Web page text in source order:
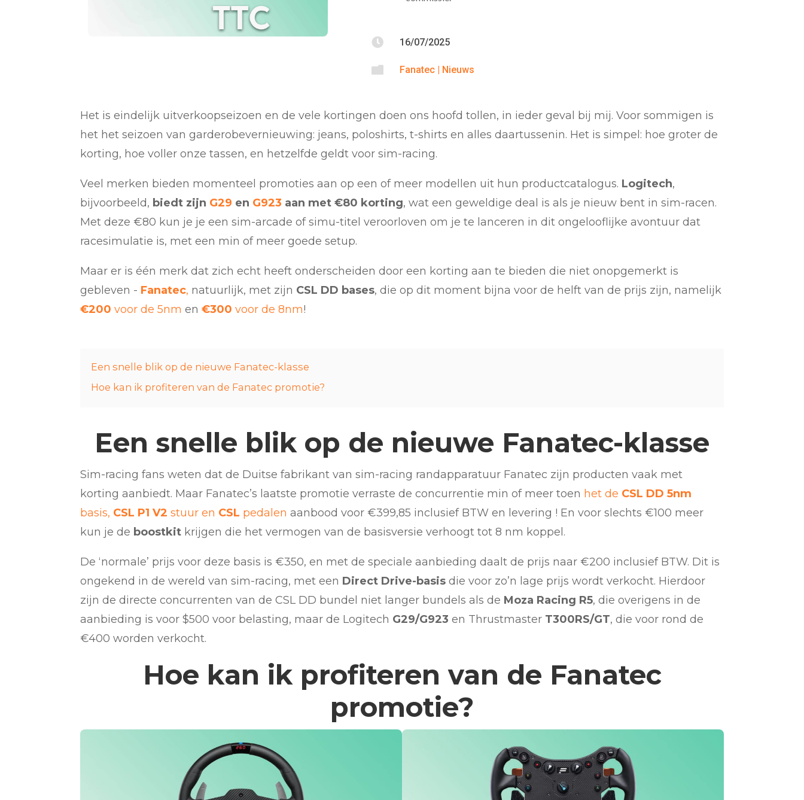
 16/07/2025
 Fanatec | Nieuws
Het is eindelijk uitverkoopseizoen en de vele kortingen doen ons hoofd tollen, in ieder geval bij mij. Voor sommigen is
het het seizoen van garderobevernieuwing: jeans, poloshirts, t-shirts en alles daartussenin. Het is simpel: hoe groter de
korting, hoe voller onze tassen, en hetzelfde geldt voor sim-racing.
Veel merken bieden momenteel promoties aan op een of meer modellen uit hun productcatalogus. Logitech,
bijvoorbeeld, biedt zijn G29 en G923 aan met €80 korting, wat een geweldige deal is als je nieuw bent in sim-racen.
Met deze €80 kun je je een sim-arcade of simu-titel veroorloven om je te lanceren in dit ongelooflijke avontuur dat
racesimulatie is, met een min of meer goede setup.
Maar er is één merk dat zich echt heeft onderscheiden door een korting aan te bieden die niet onopgemerkt is
gebleven - Fanatec, natuurlijk, met zijn CSL DD bases, die op dit moment bijna voor de helft van de prijs zijn, namelijk
€200 voor de 5nm en€300 voor de 8nm!
Een snelle blik op de nieuwe Fanatec-klasse
Hoe kan ik profiteren van de Fanatec promotie?
Een snelle blik op de nieuwe Fanatec-klasse
Sim-racing fans weten dat de Duitse fabrikant van sim-racing randapparatuur Fanatec zijn producten vaak met
korting aanbiedt. Maar Fanatec’s laatste promotie verraste de concurrentie min of meer toen het de CSL DD 5nm
basis, CSL P1 V2 stuur en CSL pedalenaanbood voor €399,85 inclusief BTW en levering ! En voor slechts €100 meer
kun je de boostkit krijgen die het vermogen van de basisversie verhoogt tot 8 nm koppel.
De ‘normale’ prijs voor deze basis is €350, en met de speciale aanbieding daalt de prijs naar €200 inclusief BTW. Dit is
ongekend in de wereld van sim-racing, met een Direct Drive-basis die voor zo’n lage prijs wordt verkocht. Hierdoor
zijn de directe concurrenten van de CSL DD bundel niet langer bundels als de Moza Racing R5, die overigens in de
aanbieding is voor $500 voor belasting, maar de Logitech G29/G923 en Thrustmaster T300RS/GT, die voor rond de
€400 worden verkocht.
Hoe kan ik profiteren van de Fanatec
promotie?